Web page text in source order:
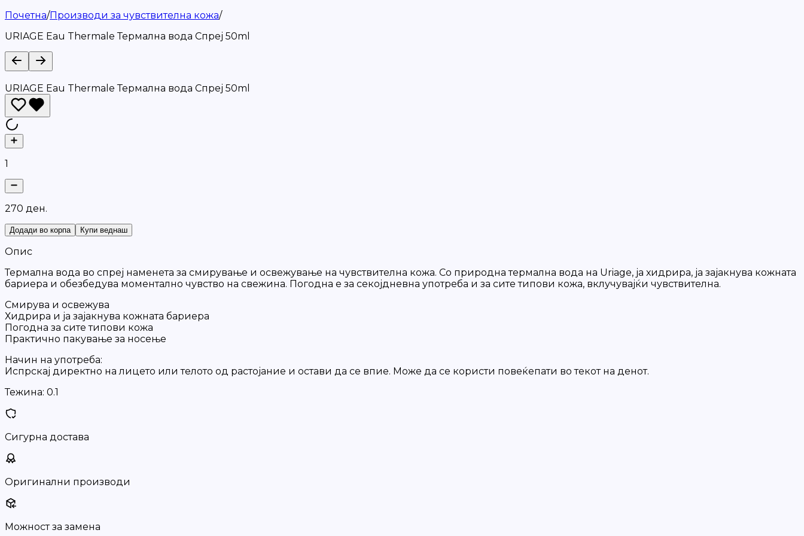
Почетна/Производи за чувствителна кожа/
URIAGE Eau Thermale Термална вода Спреј 50ml
URIAGE Eau Thermale Термална вода Спреј 50ml
1
270 ден.
Додади во корпа Купи веднаш
Опис
Термална вода во спреј наменета за смирување и освежување на чувствителна кожа. Со природна термална вода на Uriage, ја хидрира, ја зајакнува кожната
бариера и обезбедува моментално чувство на свежина. Погодна е за секојдневна употреба и за сите типови кожа, вклучувајќи чувствителна.
Смирува и освежува
Хидрира и ја зајакнува кожната бариера
Погодна за сите типови кожа
Практично пакување за носење
Начин на употреба:
Испрскај директно на лицето или телото од растојание и остави да се впие. Може да се користи повеќепати во текот на денот.
Тежина: 0.1
Сигурна достава
Оригинални производи
Можност за замена